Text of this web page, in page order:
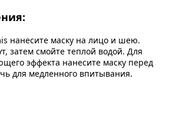
нанесите маску на лицо и шею.
затем смойте теплой водой. Для
эффекта нанесите маску перед
для медленного впитывания.